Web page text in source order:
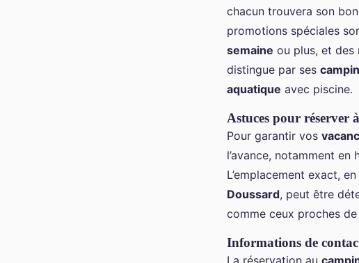
chacun trouvera son
promotions spéciales
semaine ou plus, et des
distingue par ses
aquatique avec piscine.
Astuces pour réserver
Pour garantir vos
l’avance, notamment en
L’emplacement exact, en
Doussard, peut être
comme ceux proches
Informations de